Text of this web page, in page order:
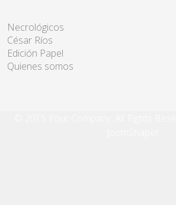
Necrológicos
César Ríos
Edición Papel
Quienes somos